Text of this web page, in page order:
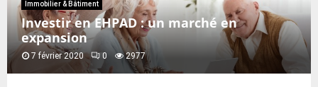
Immobilier & Bâtiment
Investir en EHPAD : un marché en
expansion
7 février 2020 0 2977